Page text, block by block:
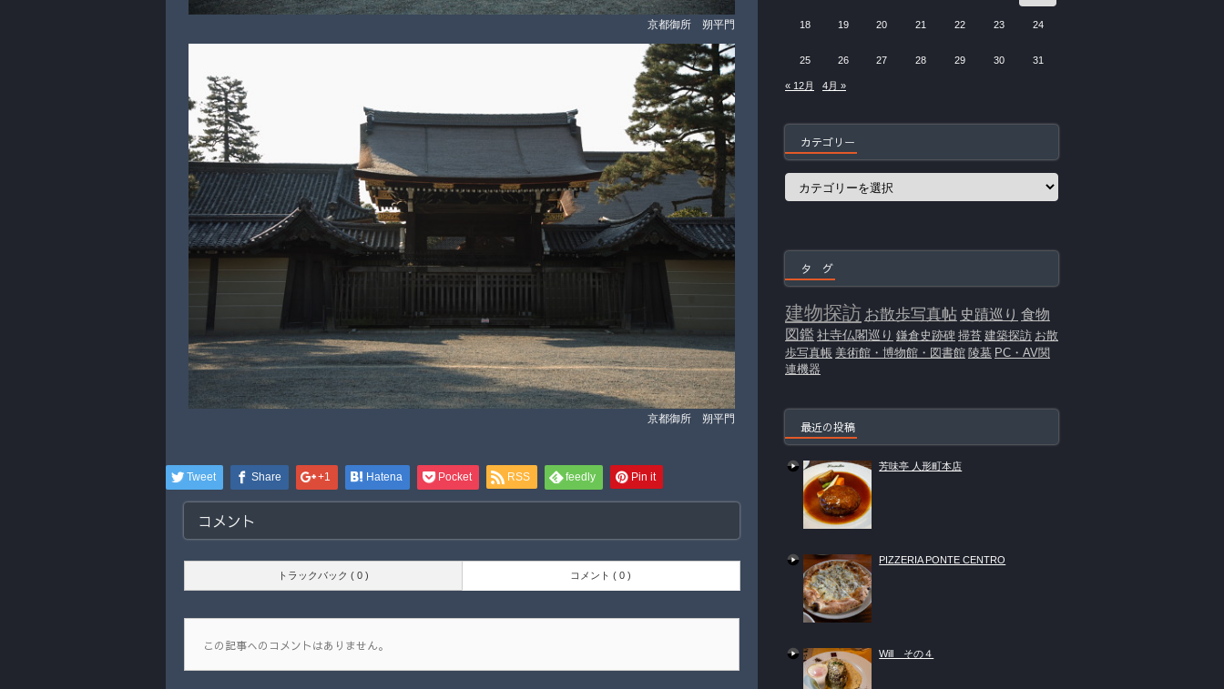
京都御所 朔平門
京都御所 朔平門
Tweet Share +1 Hatena Pocket RSS feedly Pin it
コメント
トラックバック ( 0 ) コメント ( 0 )
この記事へのコメントはありません。
18 19 20 21 22 23 24
25 26 27 28 29 30 31
« 12月 4月 »
カテゴリー
カ
タ グ
建物探訪 お散歩写真帖 史蹟巡り 食物
図鑑社寺仏閣巡り 鎌倉史跡碑 掃苔 建築探訪 お散
歩写真帳 美術館・博物館・図書館 陵墓 PC・AV関
連機器
最近の投稿
芳味亭 人形町本店
PIZZERIA PONTE CENTRO
Will その４